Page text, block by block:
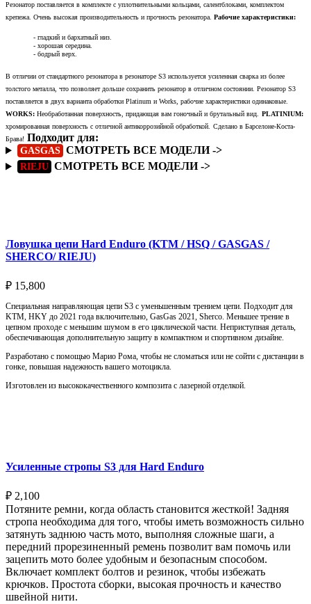
Резонатор поставляется в комплекте с уплотнительными кольцами, салентблоками, комплектом
крепежа. Очень высокая производительность и прочность резонатора. Рабочие характеристики:
- гладкий и бархатный низ.
- хорошая середина.
- бодрый верх.
В отличии от стандартного резонатора в резонаторе S3 используется усиленная сварка из более
толстого металла, что позволяет дольше сохранить резонатор в отличном состоянии. Резонатор S3
поставляется в двух варианта обработки Platinum и Works, рабочие характеристики одинаковые.
WORKS: Необработанная поверхность, придающая вам гоночный и брутальный вид. PLATINIUM:
хромированная поверхность с отличной антикоррозийной обработкой. Сделано в Барселоне-Коста-
Брава! Подходит для:
GASGAS СМОТРЕТЬ ВСЕ МОДЕЛИ ->
RIEJU СМОТРЕТЬ ВСЕ МОДЕЛИ ->
Ловушка цепи Hard Enduro (KTM / HSQ / GASGAS /
SHERCO/ RIEJU)
₽ 15,800
Специальная направляющая цепи S3 с уменьшенным трением цепи. Подходит для
KTM, HKY до 2021 года включительно, GasGas 2021, Sherco. Меньшее трение в
цепном проходе с меньшим шумом в его циклической части. Неприступная деталь,
обеспечивающая дополнительную защиту в компактном и спортивном дизайне.
Разработано с помощью Марио Рома, чтобы не сломаться или не сойти с дистанции в
гонке, повышая надежность вашего мотоцикла.
Изготовлен из высококачественного композита с лазерной отделкой.
Усиленные стропы S3 для Hard Enduro
₽ 2,100
Потяните ремни, когда область становится жесткой! Задняя
стропа необходима для того, чтобы иметь возможность сильно
затянуть заднюю часть мото, выполняя сложные шаги, а
передний прорезиненный ремень позволит вам помочь или
зацепить мото более удобным и безопасным способом.
Включает комплект болтов и резинок, чтобы избежать
крючков. Простота сборки, высокая прочность и качество
швейной нити.